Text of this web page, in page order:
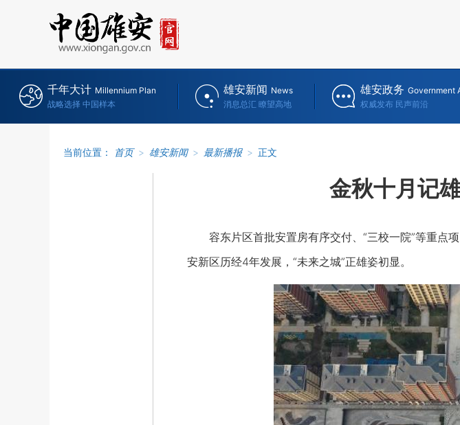
千年大计 Millennium Plan
战略选择 中国样本
雄安新闻 News
消息总汇 瞭望高地
雄安政务 Government
权威发布 民声前沿
当前位置： 首页 > 雄安新闻 > 最新播报 > 正文
金秋十月记
容东片区首批安置房有序交付、“三校一院”等重点
安新区历经4年发展，“未来之城”正雄姿初显。